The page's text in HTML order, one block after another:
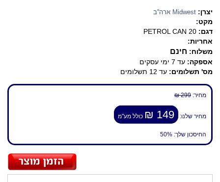
יצרן: Midwest ארה''ב
מקט:
דגם: PETROL CAN 20
אחריות:
משלוח: חינם
אספקה: עד 7 ימי עסקים
מס' תשלומים: עד 12 תשלומים
מחיר: 299 ₪
מחיר שלנו: 149 ₪ כולל מע"מ
החיסכון שלך: 50%